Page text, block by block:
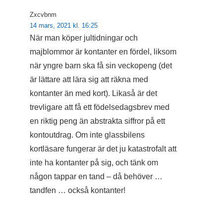
Zxcvbnm
14 mars, 2021 kl. 16:25
När man köper jultidningar och
majblommor är kontanter en fördel, liksom
när yngre barn ska få sin veckopeng (det
är lättare att lära sig att räkna med
kontanter än med kort). Likaså är det
trevligare att få ett födelsedagsbrev med
en riktig peng än abstrakta siffror på ett
kontoutdrag. Om inte glassbilens
kortläsare fungerar är det ju katastrofalt att
inte ha kontanter på sig, och tänk om
någon tappar en tand – då behöver …
tandfen … också kontanter!